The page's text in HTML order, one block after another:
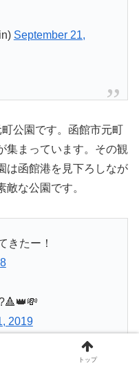
September 21,
公園です。函館市元町
集まっています。その観
は函館港を見下ろしなが
な公園です。
きたー！
2019
トップ